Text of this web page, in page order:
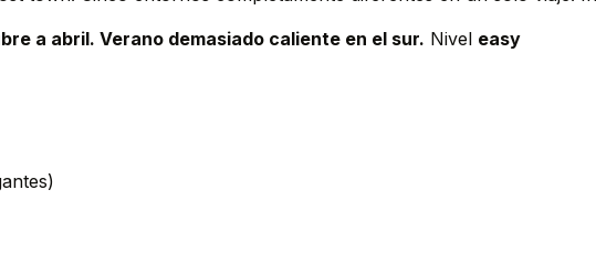
a abril. Verano demasiado caliente en el sur. Nivel easy